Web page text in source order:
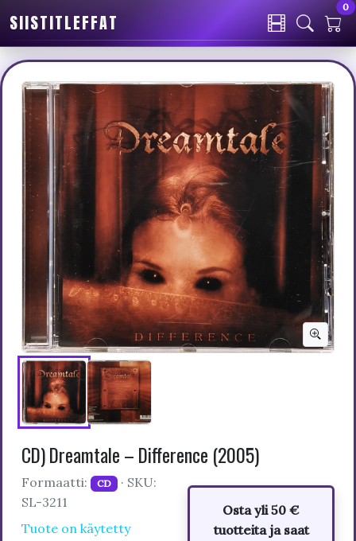
SIISTITLEFFAT
0
CD) Dreamtale – Difference (2005)
Formaatti: CD · SKU:
SL-3211
Tuote on käytetty
Osta yli 50 €
tuotteita ja saat